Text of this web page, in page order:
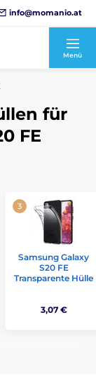
info@momanio.at
Menü
für
FE
Samsung Galaxy
S20 FE
Transparente Hülle
3,07 €